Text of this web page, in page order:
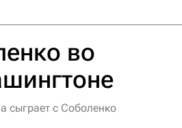
во
сыграет с Соболенко